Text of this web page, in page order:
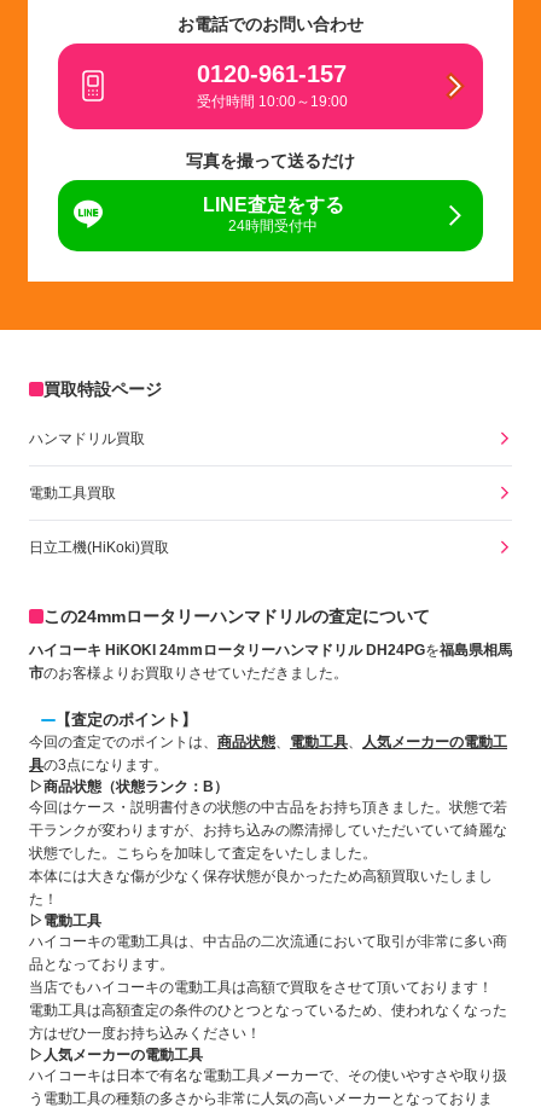
お電話でのお問い合わせ
0120-961-157
受付時間 10:00～19:00
写真を撮って送るだけ
LINE査定をする
24時間受付中
買取特設ページ
ハンマドリル買取
電動工具買取
日立工機(HiKoki)買取
この24mmロータリーハンマドリルの査定について
ハイコーキ HiKOKI 24mmロータリーハンマドリル DH24PGを福島県相馬
市のお客様よりお買取りさせていただきました。
【査定のポイント】
今回の査定でのポイントは、 商品状態 電動工具
人気メーカーの電動工
具の3点になります。
▷商品状態（状態ランク：B）
今回はケース・説明書付きの状態の中古品をお持ち頂きました。状態で若
干ランクが変わりますが、お持ち込みの際清掃していただいていて綺麗な
状態でした。こちらを加味して査定をいたしました。
本体には大きな傷が少なく保存状態が良かったため高額買取いたしまし
た！
▷電動工具
ハイコーキの電動工具は、中古品の二次流通において取引が非常に多い商
品となっております。
当店でもハイコーキの電動工具は高額で買取をさせて頂いております！
電動工具は高額査定の条件のひとつとなっているため、使われなくなった
方はぜひ一度お持ち込みください！
▷人気メーカーの電動工具
ハイコーキは日本で有名な電動工具メーカーで、その使いやすさや取り扱
う電動工具の種類の多さから非常に人気の高いメーカーとなっておりま